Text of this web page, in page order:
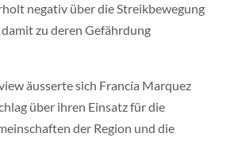
negativ über die Streikbewegung
zu deren Gefährdung
äusserte sich Francía Marquez
über ihren Einsatz für die
der Region und die